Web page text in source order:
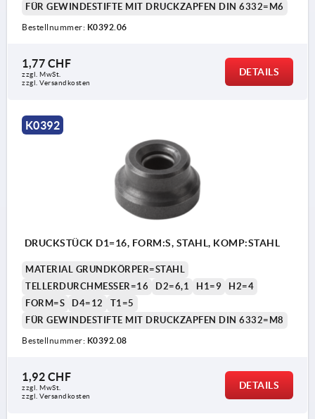
Form T: niedere Bauart, große Spannfläche mit
FÜR GEWINDESTIFTE MIT DRUCKZAPFEN DIN 6332=M6
Bestellnummer: K0392.06
1,77 CHF
zzgl. MwSt.
zzgl. Versandkosten
DETAILS
K0392
DRUCKSTÜCK D1=16, FORM:S, STAHL, KOMP:STAHL
MATERIAL GRUNDKÖRPER=STAHL
TELLERDURCHMESSER=16
D2=6,1 H1=9
H2=4
FORM=S
D4=12
T1=5
FÜR GEWINDESTIFTE MIT DRUCKZAPFEN DIN 6332=M8
Bestellnummer: K0392.08
1,92 CHF
zzgl. MwSt.
zzgl. Versandkosten
DETAILS